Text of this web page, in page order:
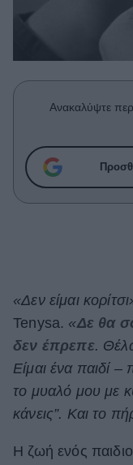
Πρόσωπα
Celebrities
True Stories
Ask the Guru
Success Stories
Living
Deco
Cooking
Αφιερώματα
Ανακαλύψτε
«Δεν είμαι
Tenysa. «Δε θα
δεν έπρεπε.
Είμαι ένα παιδί
το μυαλό μου με
κάνεις”. Και το
Η ζωή ενός